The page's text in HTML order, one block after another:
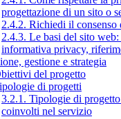
progettazione di un sito o
2.4.2. Richiedi il consenso
2.4.3. Le basi del sito web:
informativa privacy,
gestione e strategia
del progetto
di progetti
3.2.1. Tipologie di
coinvolti nel servizio